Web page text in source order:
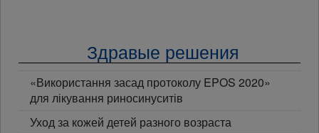
Здравые решения
«Використання засад протоколу EPOS 2020»
для лікування риносинуситів
Уход за кожей детей разного возраста